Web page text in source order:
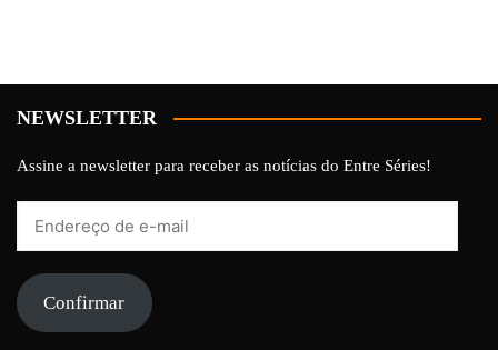
NEWSLETTER
Assine a newsletter para receber as notícias do Entre Séries!
mail Confirmar